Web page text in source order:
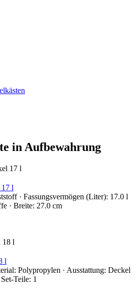
in Aufbewahrung
l
· Fassungsvermögen (Liter): 17.0 l
· Breite: 27.0 cm
l
Polypropylen · Ausstattung: Deckel
Teile: 1